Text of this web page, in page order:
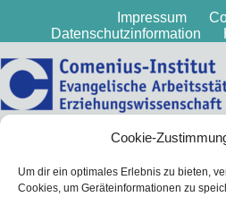
Cookie-
Um dir ein optimales Erlebnis zu bieten,
Cookies, um Geräteinformationen zu
Impressum
Datenschutzinformation